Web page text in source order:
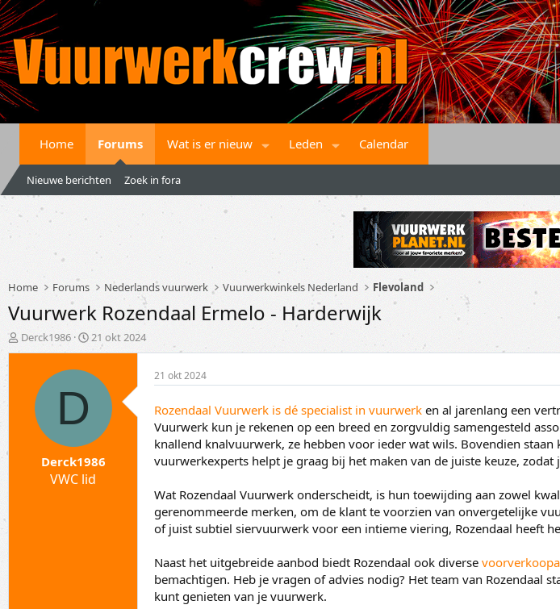
Home Forums Wat is er nieuw Leden Calendar
Nieuwe berichten Zoek in fora
Home Forums Nederlands vuurwerk Vuurwerkwinkels Nederland Flevoland
Vuurwerk Rozendaal Ermelo - Harderwijk
T
o
Derck1986
S
t
r
t
m
21 okt 2024
D
Derck1986
VWC lid
21 okt 2024
Rozendaal Vuurwerk is dé specialist in vuurwerk en al jarenlang een
Vuurwerk kun je rekenen op een breed en zorgvuldig samengesteld
knallend knalvuurwerk, ze hebben voor ieder wat wils. Bovendien
vuurwerkexperts helpt je graag bij het maken van de juiste keuze,
Wat Rozendaal Vuurwerk onderscheidt, is hun toewijding aan zowel
gerenommeerde merken, om de klant te voorzien van onvergetelijke
of juist subtiel siervuurwerk voor een intieme viering, Rozendaal heeft
Naast het uitgebreide aanbod biedt Rozendaal ook diverse
bemachtigen. Heb je vragen of advies nodig? Het team van Rozendaal
kunt genieten van je vuurwerk.